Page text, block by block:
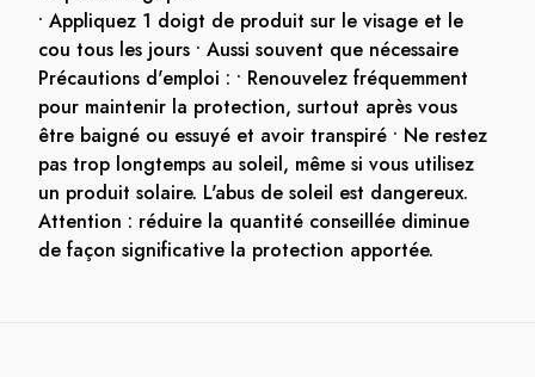
• Appliquez 1 doigt de produit sur le visage et le
cou tous les jours • Aussi souvent que nécessaire
Précautions d'emploi : • Renouvelez fréquemment
pour maintenir la protection, surtout après vous
être baigné ou essuyé et avoir transpiré • Ne restez
pas trop longtemps au soleil, même si vous utilisez
un produit solaire. L'abus de soleil est dangereux.
Attention : réduire la quantité conseillée diminue
de façon significative la protection apportée.